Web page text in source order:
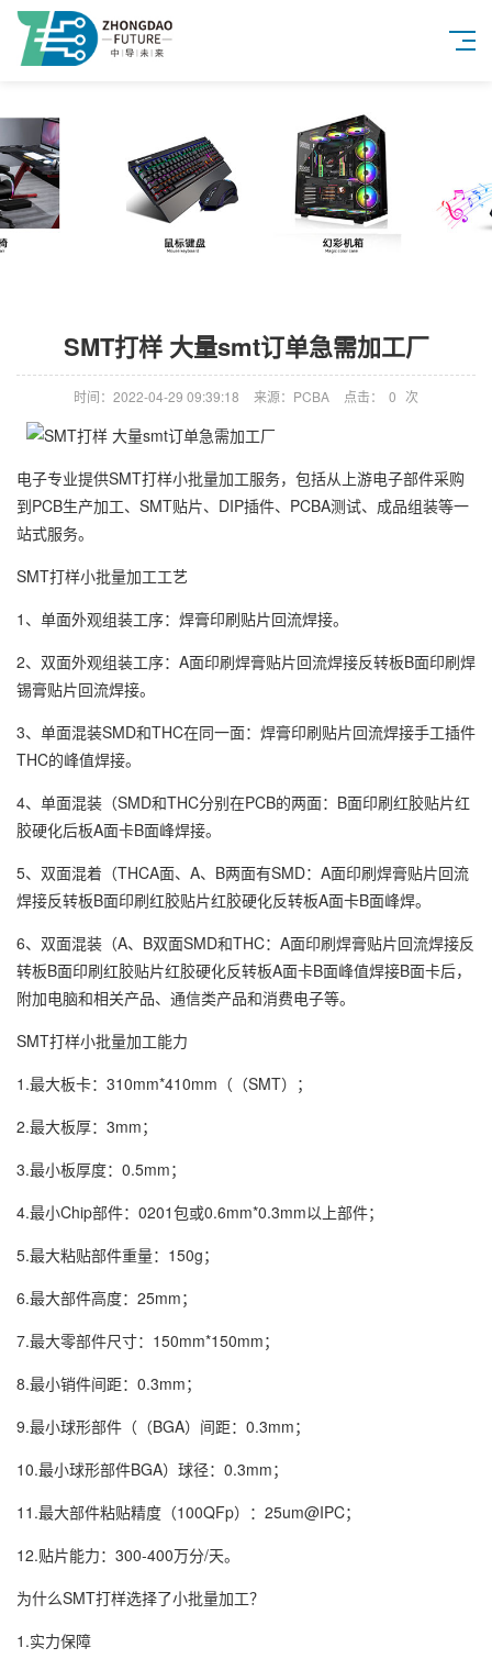
SMT打样 大量smt订单急需加工厂
时间：2022-04-29 09:39:18 来源：PCBA 点击： 0 次
电子专业提供SMT打样小批量加工服务，包括从上游电子部件采购
到PCB生产加工、SMT贴片、DIP插件、PCBA测试、成品组装等一
站式服务。
SMT打样小批量加工工艺
1、单面外观组装工序：焊膏印刷贴片回流焊接。
2、双面外观组装工序：A面印刷焊膏贴片回流焊接反转板B面印刷焊
锡膏贴片回流焊接。
3、单面混装SMD和THC在同一面：焊膏印刷贴片回流焊接手工插件
THC的峰值焊接。
4、单面混装（SMD和THC分别在PCB的两面：B面印刷红胶贴片红
胶硬化后板A面卡B面峰焊接。
5、双面混着（THCA面、A、B两面有SMD：A面印刷焊膏贴片回流
焊接反转板B面印刷红胶贴片红胶硬化反转板A面卡B面峰焊。
6、双面混装（A、B双面SMD和THC：A面印刷焊膏贴片回流焊接反
转板B面印刷红胶贴片红胶硬化反转板A面卡B面峰值焊接B面卡后，
附加电脑和相关产品、通信类产品和消费电子等。
SMT打样小批量加工能力
1.最大板卡：310mm*410mm（（SMT）；
2.最大板厚：3mm；
3.最小板厚度：0.5mm；
4.最小Chip部件：0201包或0.6mm*0.3mm以上部件；
5.最大粘贴部件重量：150g；
6.最大部件高度：25mm；
7.最大零部件尺寸：150mm*150mm；
8.最小销件间距：0.3mm；
9.最小球形部件（（BGA）间距：0.3mm；
10.最小球形部件BGA）球径：0.3mm；
11.最大部件粘贴精度（100QFp）：25um@IPC；
12.贴片能力：300-400万分/天。
为什么SMT打样选择了小批量加工？
1.实力保障